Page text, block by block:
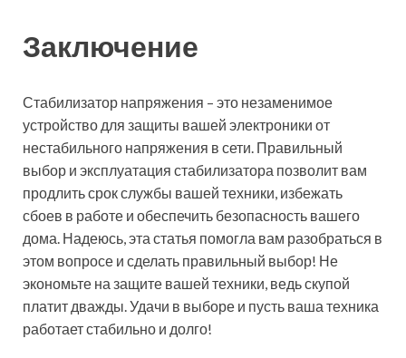
Заключение
Стабилизатор напряжения – это незаменимое
устройство для защиты вашей электроники от
нестабильного напряжения в сети. Правильный
выбор и эксплуатация стабилизатора позволит вам
продлить срок службы вашей техники, избежать
сбоев в работе и обеспечить безопасность вашего
дома. Надеюсь, эта статья помогла вам разобраться в
этом вопросе и сделать правильный выбор! Не
экономьте на защите вашей техники, ведь скупой
платит дважды. Удачи в выборе и пусть ваша техника
работает стабильно и долго!